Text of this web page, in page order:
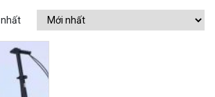
nhất